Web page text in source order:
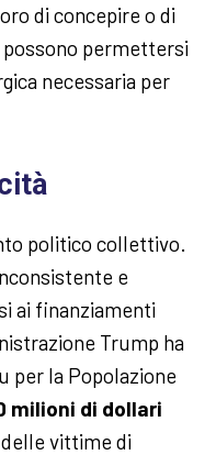
di concepire o di
permettersi
necessaria per
politico collettivo.
e
ai finanziamenti
Trump ha
per la Popolazione
milioni di dollari
vittime di